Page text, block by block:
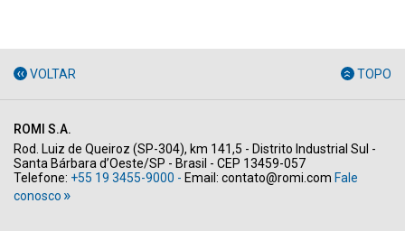
VOLTAR TOPO
ROMI S.A.
Rod. Luiz de Queiroz (SP-304), km 141,5 - Distrito Industrial Sul -
Santa Bárbara d’Oeste/SP - Brasil - CEP 13459-057
Telefone: +55 19 3455-9000 - Email: contato@romi.com Fale
conosco